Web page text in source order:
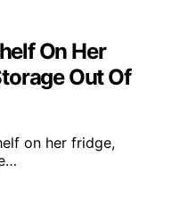
On Her
Out Of
on her fridge,